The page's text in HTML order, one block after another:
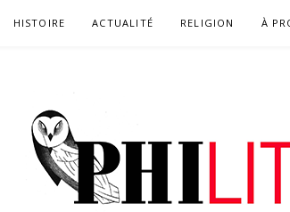
HISTOIRE ACTUALITÉ RELIGION À